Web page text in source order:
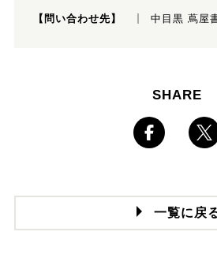
【問い合わせ先】 中目黒 蔦屋
SHARE
一覧に戻